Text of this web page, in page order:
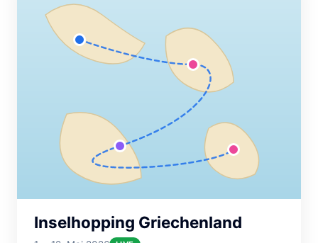
Inselhopping Griechenland